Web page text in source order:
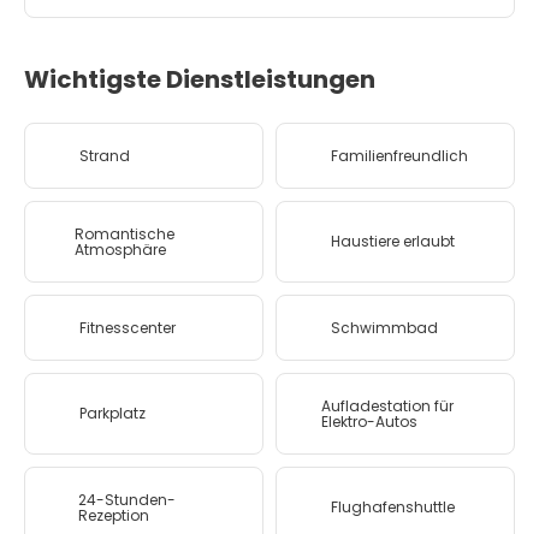
Wichtigste Dienstleistungen
Strand Familienfreundlich
Romantische
Atmosphäre Haustiere erlaubt
Fitnesscenter Schwimmbad
Parkplatz Aufladestation für
Elektro-Autos
24-Stunden-
Rezeption Flughafenshuttle